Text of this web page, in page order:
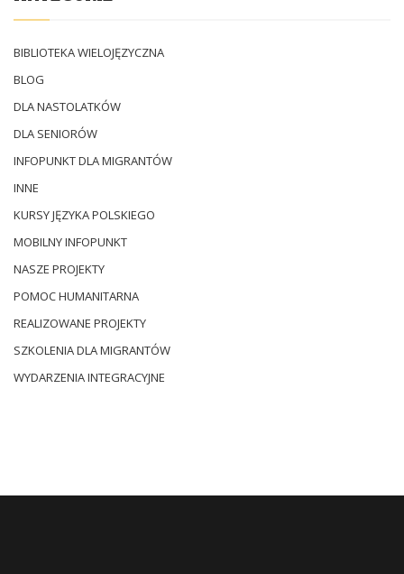
BIBLIOTEKA WIELOJĘZYCZNA
BLOG
DLA NASTOLATKÓW
DLA SENIORÓW
INFOPUNKT DLA MIGRANTÓW
INNE
KURSY JĘZYKA POLSKIEGO
MOBILNY INFOPUNKT
NASZE PROJEKTY
POMOC HUMANITARNA
REALIZOWANE PROJEKTY
SZKOLENIA DLA MIGRANTÓW
WYDARZENIA INTEGRACYJNE